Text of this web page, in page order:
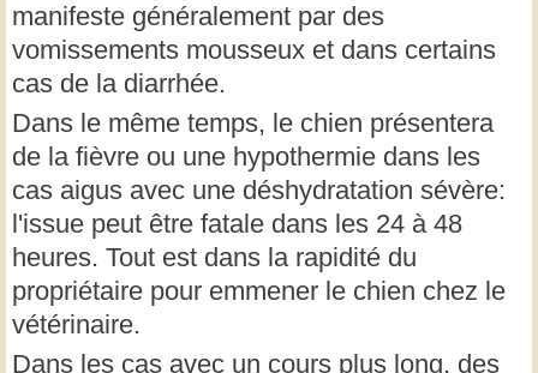
manifeste généralement par des
vomissements mousseux et dans certains
cas de la diarrhée.
Dans le même temps, le chien présentera
de la fièvre ou une hypothermie dans les
cas aigus avec une déshydratation sévère:
l'issue peut être fatale dans les 24 à 48
heures. Tout est dans la rapidité du
propriétaire pour emmener le chien chez le
vétérinaire.
Dans les cas avec un cours plus long, des